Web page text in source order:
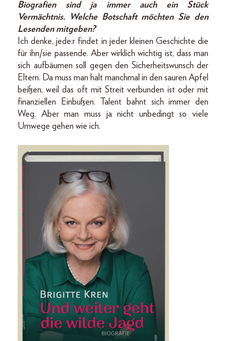
Biografien sind ja immer auch ein Stück
Vermächtnis. Welche Botschaft möchten Sie den
Lesenden mitgeben?
Ich denke, jede:r findet in jeder kleinen Geschichte die
für ihn/sie passende. Aber wirklich wichtig ist, dass man
sich aufbäumen soll gegen den Sicherheitswunsch der
Eltern. Da muss man halt manchmal in den sauren Apfel
beißen, weil das oft mit Streit verbunden ist oder mit
finanziellen Einbußen. Talent bahnt sich immer den
Weg. Aber man muss ja nicht unbedingt so viele
Umwege gehen wie ich.